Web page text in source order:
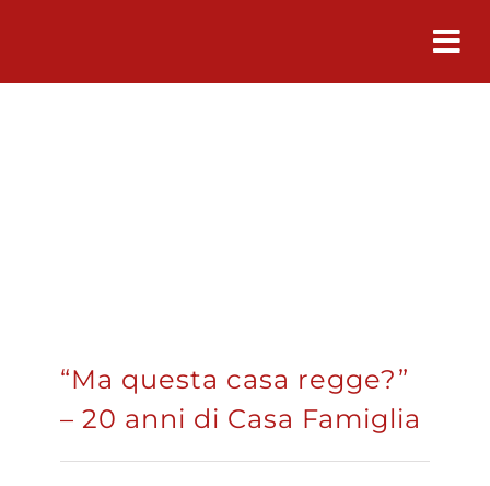
“Ma questa casa regge?”
– 20 anni di Casa Famiglia